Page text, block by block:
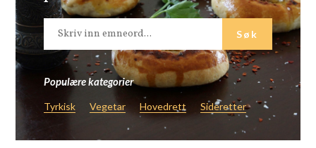
Populære kategorier
Tyrkisk Vegetar Hovedrett Sideretter